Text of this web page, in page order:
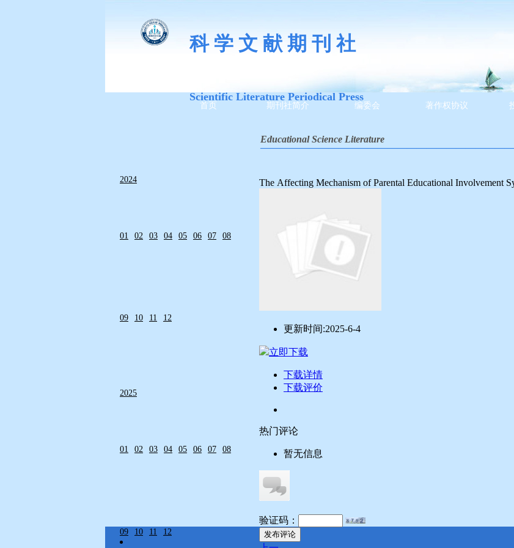
首页 期刊社简介 编委会 著作权协议
科 学 文 献 期 刊 社
Scientific Literature Periodical Press
Educational Science Literature
2024
01 02 03 04 05 06 07 08
09 10 11 12
2025
01 02 03 04 05 06 07 08
09 10 11 12
The Affecting Mechanism of Parental Educational Involvement
更新时间:2025-6-4
立即下载
下载详情
下载评价
热门评论
暂无信息
验证码：
发布评论